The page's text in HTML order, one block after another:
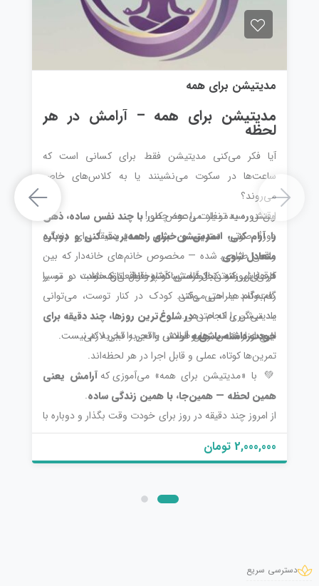
مدیتیشن برای همه
مدیتیشن برای همه – آرامش در هر
لحظه
آیا فکر می‌کنی مدیتیشن فقط برای کسانی است که
ساعت‌ها در سکوت می‌نشینند یا به کلاس‌های خاص
می‌روند؟
وقتش رسیده نظرت را عوض کنی!
دورهٔ صوتی«مدیتیشن برای همه»دقیقاً برای زندگی
واقعی طراحی شده — مخصوص خانم‌های خانه‌دار که بین
کارهای روزانه دنبال آرامش کوتاه و واقعی هستند.
این دوره به تو یاد می‌دهد چطوربا چند نفس ساده، ذهن
را آرام کنی، استرس و خشم را مدیریت کنی و دوباره
متعادل شوی.
فرقی نمی‌کند کجا هستی: آشپزخانه، اتاق خواب، در مسیر
رفت‌وآمد یا حتی وقتی کودک در کنار توست، می‌توانی
مدیتیشن را انجام دهی.
هیچ ابزار خاص، زمان طولانی یا تجربه قبلی لازم نیست.
هر فایل صوتی کوتاه، ساده و قابل درک است و تو را
گام‌به‌گام همراهی می‌کند.
یاد می‌گیری که حتیدر شلوغ‌ترین روزها، چند دقیقه برای
خودت داشته باشیو آرامش واقعی را تجربه کنی. این دوره مناسبهمهاست.
تمرین‌ها کوتاه، عملی و قابل اجرا در هر لحظه‌اند.
💚 با «مدیتیشن برای همه» می‌آموزی که آرامش یعنی
همین لحظه — همین‌جا، با همین زندگی ساده.
از امروز چند دقیقه در روز برای خودت وقت بگذار و دوباره با
ذهن و قلبت ارتباط برقرار کن.
2,000,000 تومان
دسترسی سریع